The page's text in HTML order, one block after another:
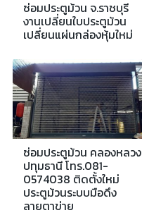
ซ่อมประตูม้วน จ.ราชบุรี
งานเปลี่ยนใบประตูม้วน
เปลี่ยนแผ่นกล่องหุ้มใหม่
ซ่อมประตูม้วน คลองหลวง
ปทุมธานี โทร.081-
0574038 ติดตั้งใหม่
ประตูม้วนระบบมือดึง
ลายตาข่าย